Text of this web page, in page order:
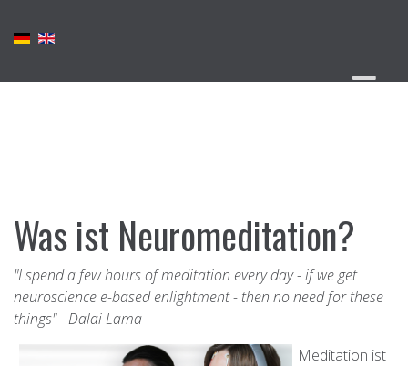
Was ist Neuromeditation?
"I spend a few hours of meditation every day - if we get
neuroscience e-based enlightment - then no need for these
things" - Dalai Lama
Meditation ist